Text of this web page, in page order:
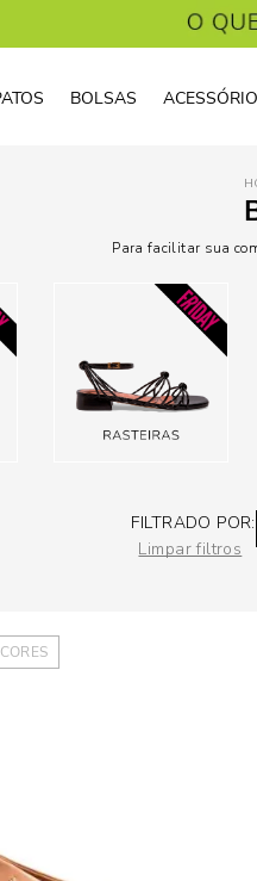
BOLSAS
Para facilitar sua
FILTRADO POR:
Limpar filtros
CORES